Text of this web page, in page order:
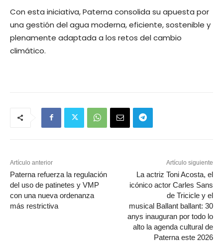
Con esta iniciativa, Paterna consolida su apuesta por
una gestión del agua moderna, eficiente, sostenible y
plenamente adaptada a los retos del cambio
climático.
Artículo anterior
Paterna refuerza la regulación
del uso de patinetes y VMP
con una nueva ordenanza
más restrictiva
Artículo siguiente
La actriz Toni Acosta, el
icónico actor Carles Sans
de Tricicle y el
musical Ballant ballant: 30
anys inauguran por todo lo
alto la agenda cultural de
Paterna este 2026